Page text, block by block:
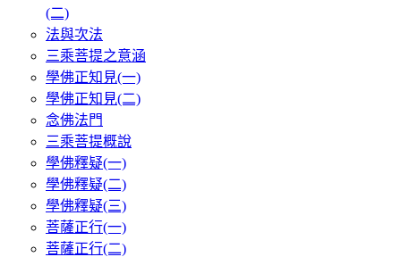
(二)
法與次法
三乘菩提之意涵
學佛正知見(一)
學佛正知見(二)
念佛法門
三乘菩提概說
學佛釋疑(一)
學佛釋疑(二)
學佛釋疑(三)
菩薩正行(一)
菩薩正行(二)